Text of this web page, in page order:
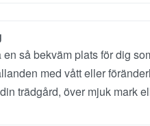
så bekväm plats för dig
med vått eller
trädgård, över mjuk mark